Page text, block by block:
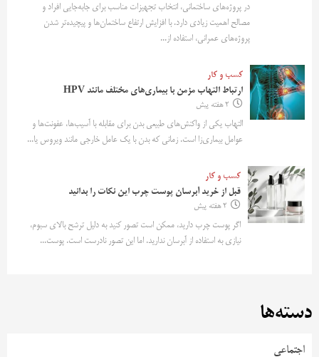
در پروژه‌های ساختمانی، انتخاب تجهیزات مناسب برای جابه‌جایی افراد و
مصالح اهمیت زیادی دارد. با افزایش ارتفاع ساختمان‌ها و پیچیده‌تر شدن
پروژه‌های عمرانی، استفاده از...
کسب و کار
ارتباط التهاب مزمن با بیماری‌های مختلف مانند HPV
2 هفته پیش
التهاب یکی از واکنش‌های طبیعی بدن برای مقابله با آسیب‌ها، عفونت‌ها و
عوامل بیماری‌زا است. زمانی که بدن با یک عامل خارجی مانند ویروس یا...
کسب و کار
قبل از خرید آبرسان پوست چرب این نکات را بدانید
2 هفته پیش
اگر پوست چرب دارید، ممکن است تصور کنید به دلیل ترشح بالای سبوم،
نیازی به استفاده از آبرسان ندارید. اما این تصور نادرست است. پوست...
دسته‌ها
اجتماعی